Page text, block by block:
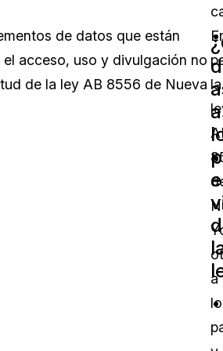
de datos que están
acceso, uso y divulgación no
de la ley AB 8556 de Nueva
a
la
a